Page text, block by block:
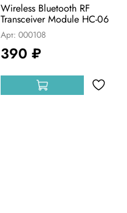
Wireless Bluetooth RF
Transceiver Module HC-06
Арт: 000108
390 ₽